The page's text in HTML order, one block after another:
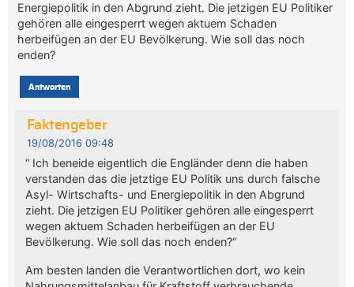
Energiepolitik in den Abgrund zieht. Die jetzigen EU Politiker
gehören alle eingesperrt wegen aktuem Schaden
herbeifügen an der EU Bevölkerung. Wie soll das noch
enden?
Antworten
Faktengeber
19/08/2016 09:48
“ Ich beneide eigentlich die Engländer denn die haben
verstanden das die jetztige EU Politik uns durch falsche
Asyl- Wirtschafts- und Energiepolitik in den Abgrund
zieht. Die jetzigen EU Politiker gehören alle eingesperrt
wegen aktuem Schaden herbeifügen an der EU
Bevölkerung. Wie soll das noch enden?“
Am besten landen die Verantwortlichen dort, wo kein